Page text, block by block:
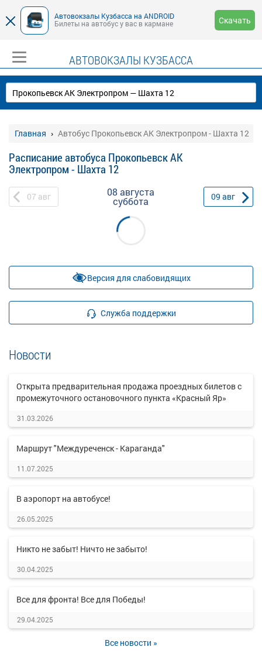
Автовокзалы Кузбасса на ANDROID
Билеты на автобус у вас в кармане
Скачать
АВТОВОКЗАЛЫ КУЗБАССА
Главная Автобус Прокопьевск АК Электропром - Шахта 12
Расписание автобуса Прокопьевск АК
Электропром - Шахта 12
07 авг 08 августа
суббота 09 авг
Версия для слабовидящих
Служба поддержки
Новости
Открыта предварительная продажа проездных билетов с
промежуточного остановочного пункта «Красный Яр»
31.03.2026
Маршрут "Междуреченск - Караганда"
11.07.2025
В аэропорт на автобусе!
26.05.2025
Никто не забыт! Ничто не забыто!
30.04.2025
Все для фронта! Все для Победы!
29.04.2025
Все новости »